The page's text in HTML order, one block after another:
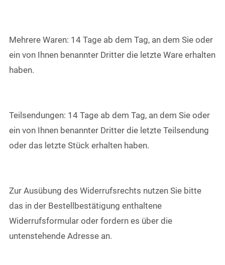
Mehrere Waren: 14 Tage ab dem Tag, an dem Sie oder
ein von Ihnen benannter Dritter die letzte Ware erhalten
haben.
Teilsendungen: 14 Tage ab dem Tag, an dem Sie oder
ein von Ihnen benannter Dritter die letzte Teilsendung
oder das letzte Stück erhalten haben.
Zur Ausübung des Widerrufsrechts nutzen Sie bitte
das in der Bestellbestätigung enthaltene
Widerrufsformular oder fordern es über die
untenstehende Adresse an.